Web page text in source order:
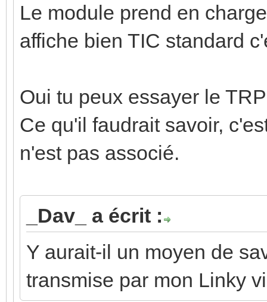
Le module prend en
affiche bien TIC standard
Oui tu peux essayer le
Ce qu'il faudrait savoir,
n'est pas associé.
_Dav_ a écrit :
Y aurait-il un moyen de
transmise par mon Linky